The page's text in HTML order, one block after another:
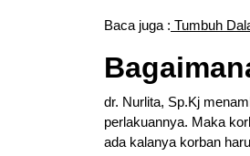
Baca juga : Tumbuh
dr. Nurlita, Sp.Kj
perlakuannya. Maka
ada kalanya korban